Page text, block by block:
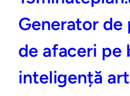
Generator de
de afaceri pe
inteligență